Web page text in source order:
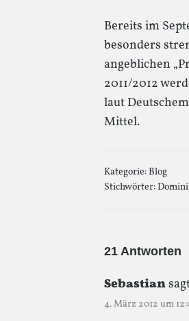
Bereits im
besonders
angeblichen
2011/2012
laut
Mittel.
Kategorie:Blog
Stichwörter:
21 Antworten
Sebastian
4. März 2012 um